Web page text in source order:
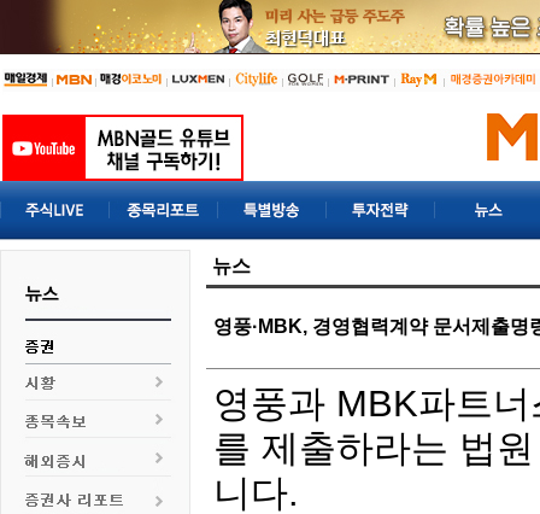
뉴스
영풍·MBK, 경영협력계약 문서제출
영풍과 MBK파트
를 제출하라는 법
니다.